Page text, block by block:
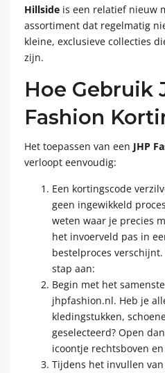
Hillside is een relatief nieuw
assortiment dat regelmatig
kleine, exclusieve collecties
zijn.
Hoe Gebruik
Fashion
Het toepassen van een JHP
verloopt eenvoudig:
Een kortingscode
geen ingewikkeld
weten waar je precies
het invoerveld pas in
bestelproces
stap aan:
Begin met het
jhpfashion.nl. Heb je
kledingstukken,
geselecteerd? Open
icoontje rechtsboven
Tijdens het invullen